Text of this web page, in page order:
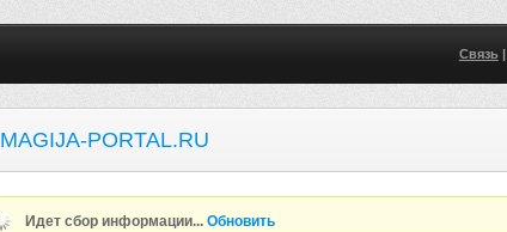
Связь|
MAGIJA-PORTAL.RU
Идет сбор информации...Обновить